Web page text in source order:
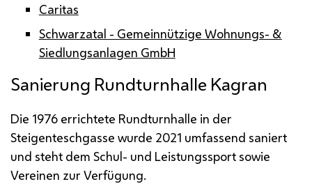
Caritas
Schwarzatal - Gemeinnützige Wohnungs- &
Siedlungsanlagen GmbH
Sanierung Rundturnhalle Kagran
Die 1976 errichtete Rundturnhalle in der
Steigenteschgasse wurde 2021 umfassend saniert
und steht dem Schul- und Leistungssport sowie
Vereinen zur Verfügung.